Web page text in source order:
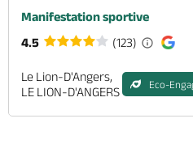
Manifestation sportive
4.5
(123)
Le Lion-D'Angers,
LE LION-D'ANGERS
Eco-